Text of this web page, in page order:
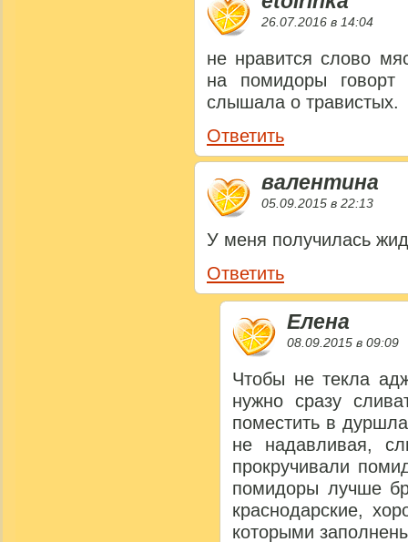
26.07.2016 в 14:04
не нравится слово
на помидоры
слышала о травистых.
Ответить
валентина
05.09.2015 в 22:13
У меня получилась
Ответить
Елена
08.09.2015 в 09:09
Чтобы не текла
нужно сразу
поместить в
не надавливая,
прокручивали
помидоры лучше
краснодарские,
которыми